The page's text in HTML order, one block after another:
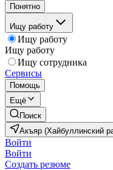
Понятно
Ищу работу
Ищу работу
Ищу работу
Ищу сотрудника
Сервисы
Помощь
Ещё
Поиск
Акъяр (Хайбуллинский
Войти
Войти
Создать резюме